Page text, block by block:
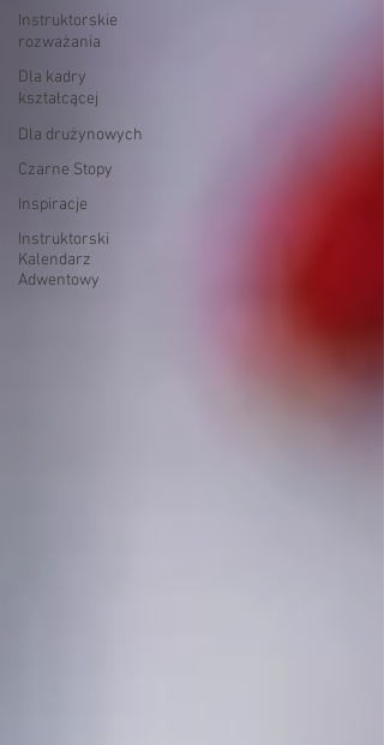
Instruktorskie
rozważania
Dla kadry
kształcącej
Dla drużynowych
Czarne Stopy
Inspiracje
Instruktorski
Kalendarz
Adwentowy